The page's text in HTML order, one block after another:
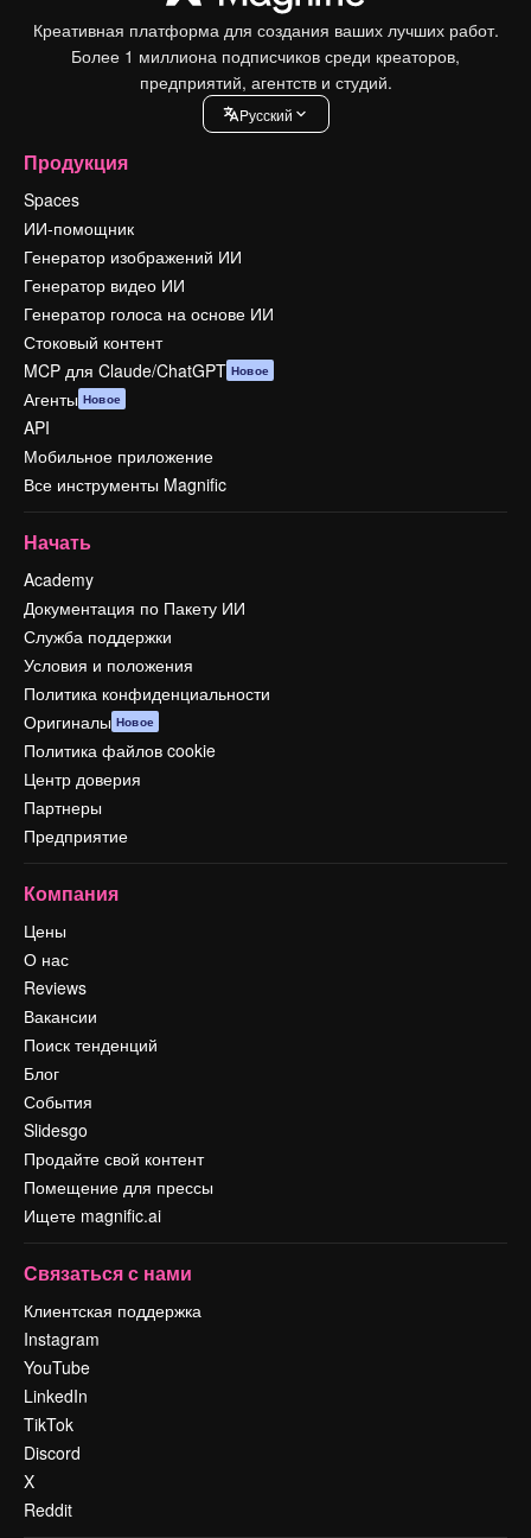
Креативная платформа для создания ваших лучших работ.
Более 1 миллиона подписчиков среди креаторов,
предприятий, агентств и студий.
Pусский
Продукция
Spaces
ИИ-помощник
Генератор изображений ИИ
Генератор видео ИИ
Генератор голоса на основе ИИ
Стоковый контент
MCP для Claude/ChatGPT Новое
Агенты Новое
API
Мобильное приложение
Все инструменты Magnific
Начать
Academy
Документация по Пакету ИИ
Служба поддержки
Условия и положения
Политика конфиденциальности
Оригиналы Новое
Политика файлов cookie
Центр доверия
Партнеры
Предприятие
Компания
Цены
О нас
Reviews
Вакансии
Поиск тенденций
Блог
События
Slidesgo
Продайте свой контент
Помещение для прессы
Ищете magnific.ai
Связаться с нами
Клиентская поддержка
Instagram
YouTube
LinkedIn
TikTok
Discord
X
Reddit